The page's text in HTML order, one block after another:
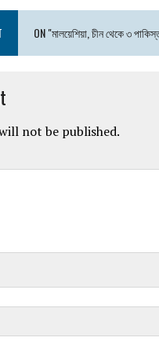
ON "মালয়েশিয়া, চীন থেকে ৩
not be published.